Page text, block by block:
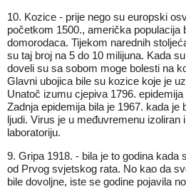
10. Kozice - prije nego su europski
početkom 1500., američka populacija
domorodaca. Tijekom narednih
su taj broj na 5 do 10 milijuna. Kada
doveli su sa sobom moge bolesti na
Glavni ubojica bile su kozice koje je
Unatoč izumu cjepiva 1796.
Zadnja epidemija bila je 1967. kada je
ljudi. Virus je u međuvremenu izoliran
laboratoriju.
9. Gripa 1918. - bila je to godina kada
od Prvog svjetskog rata. No kao da
bile dovoljne, iste se godine pojavila